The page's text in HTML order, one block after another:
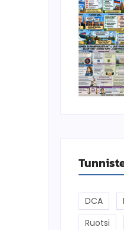
DCA
Ruotsi